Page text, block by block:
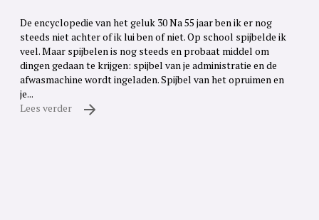
De encyclopedie van het geluk 30 Na 55 jaar ben ik er nog
steeds niet achter of ik lui ben of niet. Op school spijbelde ik
veel. Maar spijbelen is nog steeds en probaat middel om
dingen gedaan te krijgen: spijbel van je administratie en de
afwasmachine wordt ingeladen. Spijbel van het opruimen en
je...
Lees verder